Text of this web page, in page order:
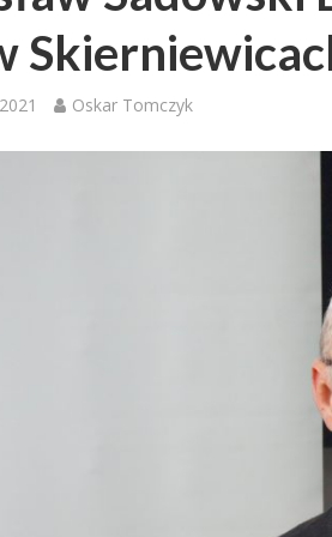
Oskar Tomczyk